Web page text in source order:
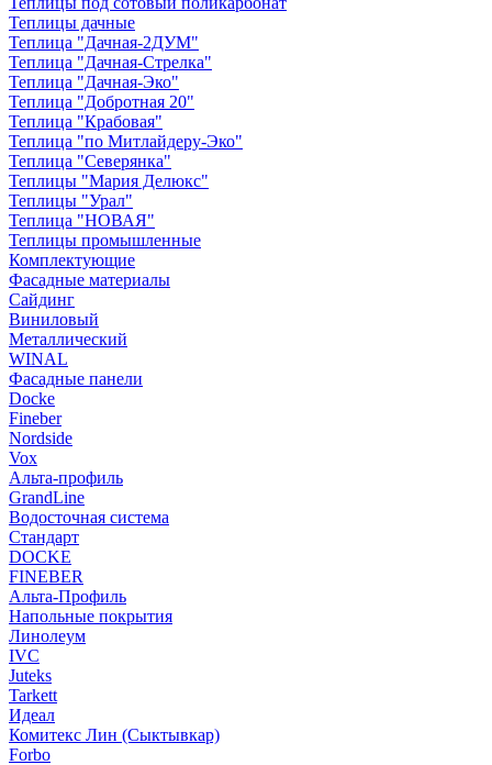
Теплицы дачные
Теплица "Дачная-2ДУМ"
Теплица "Дачная-Стрелка"
Теплица "Дачная-Эко"
Теплица "Добротная 20"
Теплица "Крабовая"
Теплица "по Митлайдеру-Эко"
Теплица "Северянка"
Теплицы "Мария Делюкс"
Теплицы "Урал"
Теплица "НОВАЯ"
Теплицы промышленные
Комплектующие
Фасадные материалы
Сайдинг
Виниловый
Металлический
WINAL
Фасадные панели
Docke
Fineber
Nordside
Vox
Альта-профиль
GrandLine
Водосточная система
Стандарт
DOCKE
FINEBER
Альта-Профиль
Напольные покрытия
Линолеум
IVC
Juteks
Tarkett
Идеал
Комитекс Лин (Сыктывкар)
Forbo